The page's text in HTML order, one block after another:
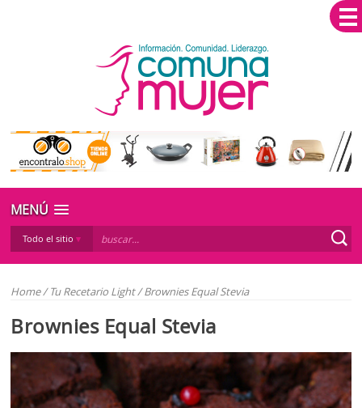
MENÚ
Todo el sitio
Home/Tu Recetario Light/Brownies Equal Stevia
Brownies Equal Stevia